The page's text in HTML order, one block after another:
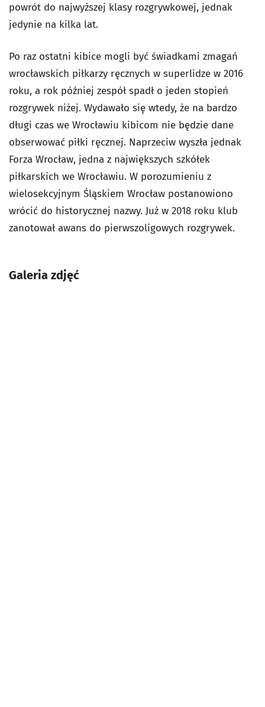
powrót do najwyższej klasy rozgrywkowej, jednak
jedynie na kilka lat.
Po raz ostatni kibice mogli być świadkami zmagań
wrocławskich piłkarzy ręcznych w superlidze w 2016
roku, a rok później zespół spadł o jeden stopień
rozgrywek niżej. Wydawało się wtedy, że na bardzo
długi czas we Wrocławiu kibicom nie będzie dane
obserwować piłki ręcznej. Naprzeciw wyszła jednak
Forza Wrocław, jedna z największych szkółek
piłkarskich we Wrocławiu. W porozumieniu z
wielosekcyjnym Śląskiem Wrocław postanowiono
wrócić do historycznej nazwy. Już w 2018 roku klub
zanotował awans do pierwszoligowych rozgrywek.
Galeria zdjęć